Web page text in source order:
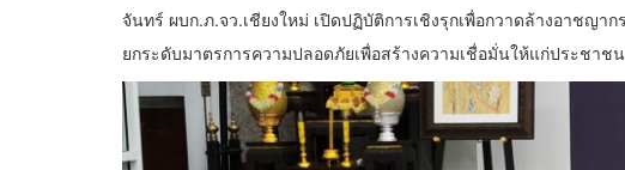
จันทร์ ผบก.ภ.จว.เชียงใหม่ เปิดปฏิบัติการเชิงรุกเพื่อกวาดล้างอาชญา
ยกระดับมาตรการความปลอดภัยเพื่อสร้างความเชื่อมั่นให้แก่ประชา